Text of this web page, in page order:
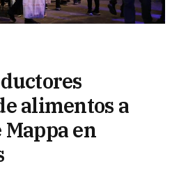
alimentos a
en